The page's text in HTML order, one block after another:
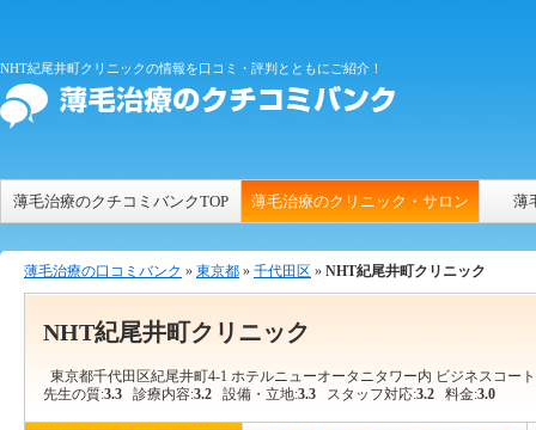
NHT紀尾井町クリニックの情報を口コミ・評判とともにご紹介！
薄毛治療のクチコミバンクTOP 薄毛治療のクリニック・サロン 薄
薄毛治療の口コミバンク » 東京都 » 千代田区 » NHT紀尾井町クリニック
NHT紀尾井町クリニック
東京都千代田区紀尾井町4-1 ホテルニューオータニタワー内 ビジネスコ
先生の質:3.3 診療内容:3.2 設備・立地:3.3 スタッフ対応:3.2 料金:3.0